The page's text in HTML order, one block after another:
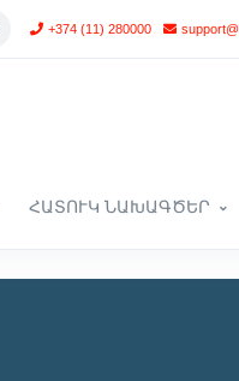
+374 (11) 280000
ՀԱՏՈՒԿ ՆԱԽԱԳԾԵՐ